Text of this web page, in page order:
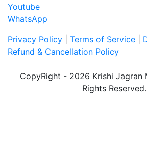
Youtube
WhatsApp
Privacy Policy
Terms of Service
Refund & Cancellation Policy
CopyRight - 2026 Krishi Jagran
Rights Reserved.